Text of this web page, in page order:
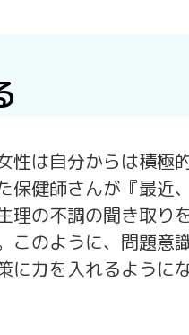
性は自分からは積極
保健師さんが『最近
理の不調の聞き取り
このように、問題意
に力を入れるように